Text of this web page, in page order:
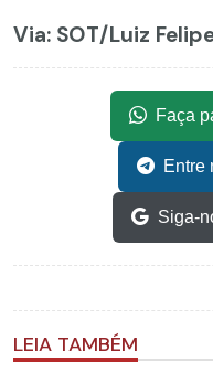
Via: SOT/Luiz
Faça
Entre
Siga-
LEIA TAMBÉM